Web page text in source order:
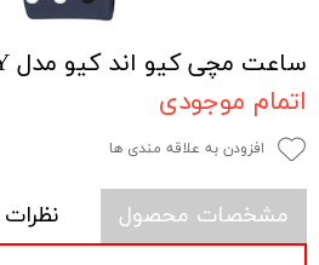
ساعت مچی کیو اند کیو مدل VS22J004Y
اتمام موجودی
افزودن به علاقه مندی ها
مشخصات محصول نظرات